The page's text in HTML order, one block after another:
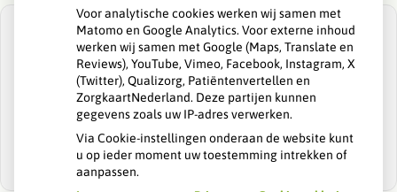
U heeft geen toestemming gegeven voor
externe inhouddie nodig is om dit te
zien.
Cookie-instellingen wijzigen
Voor analytische cookies werken wij samen met
Matomo en Google Analytics. Voor externe inhoud
werken wij samen met Google (Maps, Translate en
Reviews), YouTube, Vimeo, Facebook, Instagram, X
(Twitter), Qualizorg, Patiëntenvertellen en
ZorgkaartNederland. Deze partijen kunnen
gegevens zoals uw IP-adres verwerken.
Via Cookie-instellingen onderaan de website kunt
u op ieder moment uw toestemming intrekken of
aanpassen.